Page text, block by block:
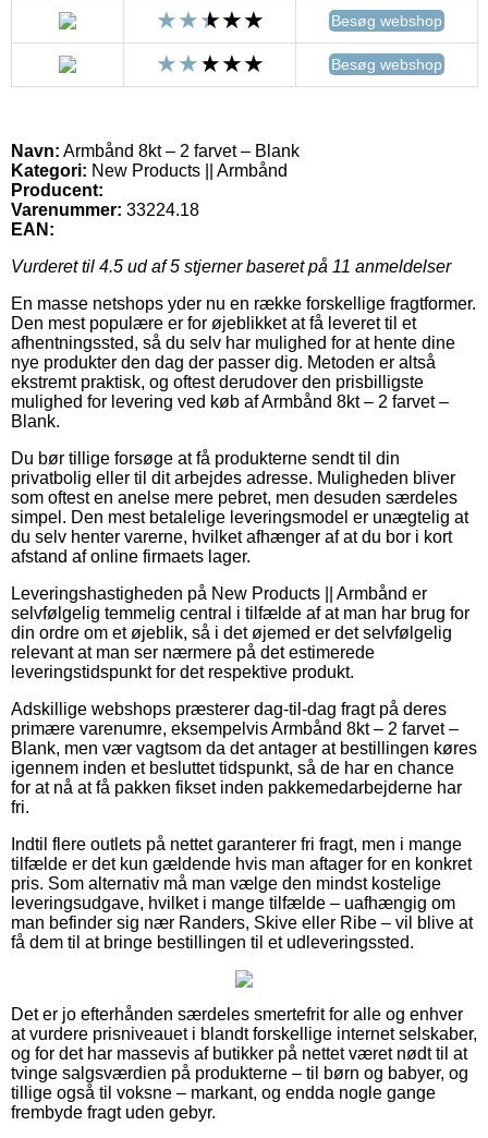
Besøg webshop
Besøg webshop
Navn: Armbånd 8kt – 2 farvet – Blank
Kategori: New Products || Armbånd
Producent:
Varenummer: 33224.18
EAN:
Vurderet til 4.5 ud af 5 stjerner baseret på 11 anmeldelser
En masse netshops yder nu en række forskellige fragtformer.
Den mest populære er for øjeblikket at få leveret til et
afhentningssted, så du selv har mulighed for at hente dine
nye produkter den dag der passer dig. Metoden er altså
ekstremt praktisk, og oftest derudover den prisbilligste
mulighed for levering ved køb af Armbånd 8kt – 2 farvet –
Blank.
Du bør tillige forsøge at få produkterne sendt til din
privatbolig eller til dit arbejdes adresse. Muligheden bliver
som oftest en anelse mere pebret, men desuden særdeles
simpel. Den mest betalelige leveringsmodel er unægtelig at
du selv henter varerne, hvilket afhænger af at du bor i kort
afstand af online firmaets lager.
Leveringshastigheden på New Products || Armbånd er
selvfølgelig temmelig central i tilfælde af at man har brug for
din ordre om et øjeblik, så i det øjemed er det selvfølgelig
relevant at man ser nærmere på det estimerede
leveringstidspunkt for det respektive produkt.
Adskillige webshops præsterer dag-til-dag fragt på deres
primære varenumre, eksempelvis Armbånd 8kt – 2 farvet –
Blank, men vær vagtsom da det antager at bestillingen køres
igennem inden et besluttet tidspunkt, så de har en chance
for at nå at få pakken fikset inden pakkemedarbejderne har
fri.
Indtil flere outlets på nettet garanterer fri fragt, men i mange
tilfælde er det kun gældende hvis man aftager for en konkret
pris. Som alternativ må man vælge den mindst kostelige
leveringsudgave, hvilket i mange tilfælde – uafhængig om
man befinder sig nær Randers, Skive eller Ribe – vil blive at
få dem til at bringe bestillingen til et udleveringssted.
Det er jo efterhånden særdeles smertefrit for alle og enhver
at vurdere prisniveauet i blandt forskellige internet selskaber,
og for det har massevis af butikker på nettet været nødt til at
tvinge salgsværdien på produkterne – til børn og babyer, og
tillige også til voksne – markant, og endda nogle gange
frembyde fragt uden gebyr.